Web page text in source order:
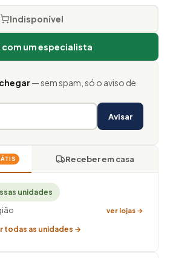
Indisponível
com um especialista
— sem spam, só o aviso de
Avisar
Receber em casa
unidades
ver lojas →
todas as unidades →